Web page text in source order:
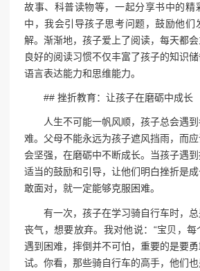
故事、科普读物等，一起分享书中的精
中，我会引导孩子思考问题，鼓励他们
解。渐渐地，孩子爱上了阅读，每天都会
良好的阅读习惯不仅丰富了孩子的知识
语言表达能力和思维能力。
## 挫折教育：让孩子在磨砺中成长
人生不可能一帆风顺，孩子总会遇
难。父母不能永远为孩子遮风挡雨，而
会坚强，在磨砺中不断成长。当孩子遇
适当的鼓励和引导，让他们明白挫折是
敢面对，就一定能够克服困难。
有一次，孩子在学习骑自行车时，
丧气，想要放弃。我对他说：“宝贝，
遇到困难，摔倒并不可怕，重要的是要
试。你看，那些骑自行车的高手，他们